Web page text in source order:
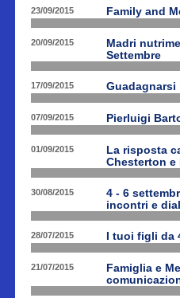
23/09/2015 Family and
20/09/2015
Madri
Settembre
17/09/2015
07/09/2015 Pierluigi
01/09/2015
La risposta
Chesterton e
30/08/2015
4 - 6
incontri e
28/07/2015 I tuoi figli da
21/07/2015
Famiglia e